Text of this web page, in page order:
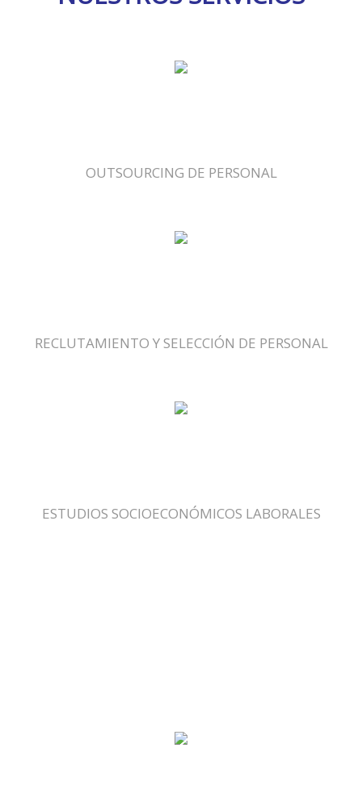
OUTSOURCING DE PERSONAL
RECLUTAMIENTO Y SELECCIÓN DE PERSONAL
ESTUDIOS SOCIOECONÓMICOS LABORALES